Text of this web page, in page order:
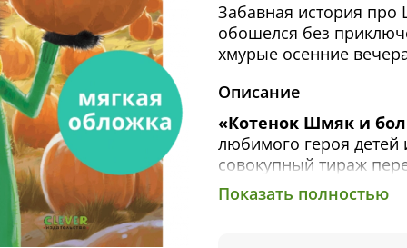
Забавная история
обошелся без
хмурые осенние
Описание
«Котенок Шмяк и
любимого героя детей
совокупный тираж
тысяч малышей нашли
Показать полностью